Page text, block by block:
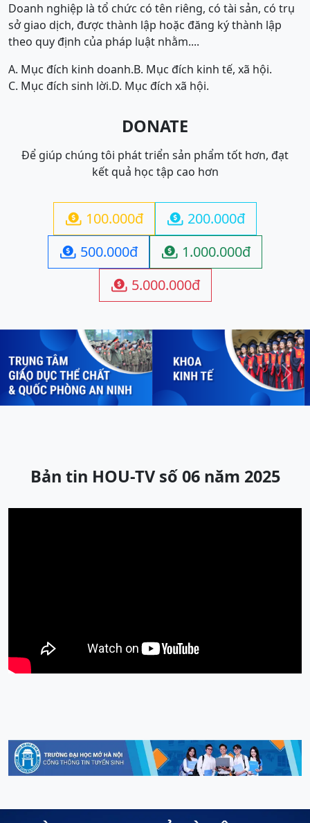
Doanh nghiệp là tổ chức có tên riêng, có tài sản, có trụ
sở giao dịch, được thành lập hoặc đăng ký thành lập
theo quy định của pháp luật nhằm....
A. Mục đích kinh doanh.B. Mục đích kinh tế, xã hội.
C. Mục đích sinh lời.D. Mục đích xã hội.
DONATE
Để giúp chúng tôi phát triển sản phẩm tốt hơn, đạt
kết quả học tập cao hơn
 100.000đ  200.000đ
 500.000đ  1.000.000đ
 5.000.000đ
Previous Next
Bản tin HOU-TV số 06 năm 2025